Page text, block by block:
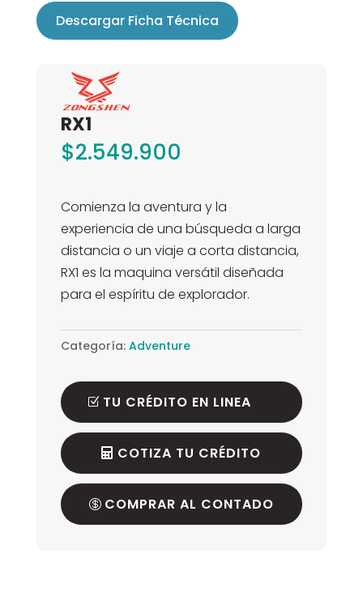
Descargar Ficha Técnica
RX1
$2.549.900
Comienza la aventura y la
experiencia de una búsqueda a larga
distancia o un viaje a corta distancia,
RX1 es la maquina versátil diseñada
para el espíritu de explorador.
Categoría: Adventure
TU CRÉDITO EN LINEA
COTIZA TU CRÉDITO
COMPRAR AL CONTADO